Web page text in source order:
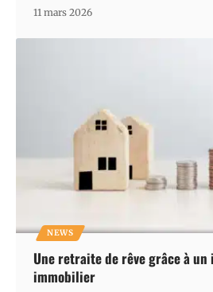
11 mars 2026
NEWS
Une retraite de rêve grâce à un
immobilier